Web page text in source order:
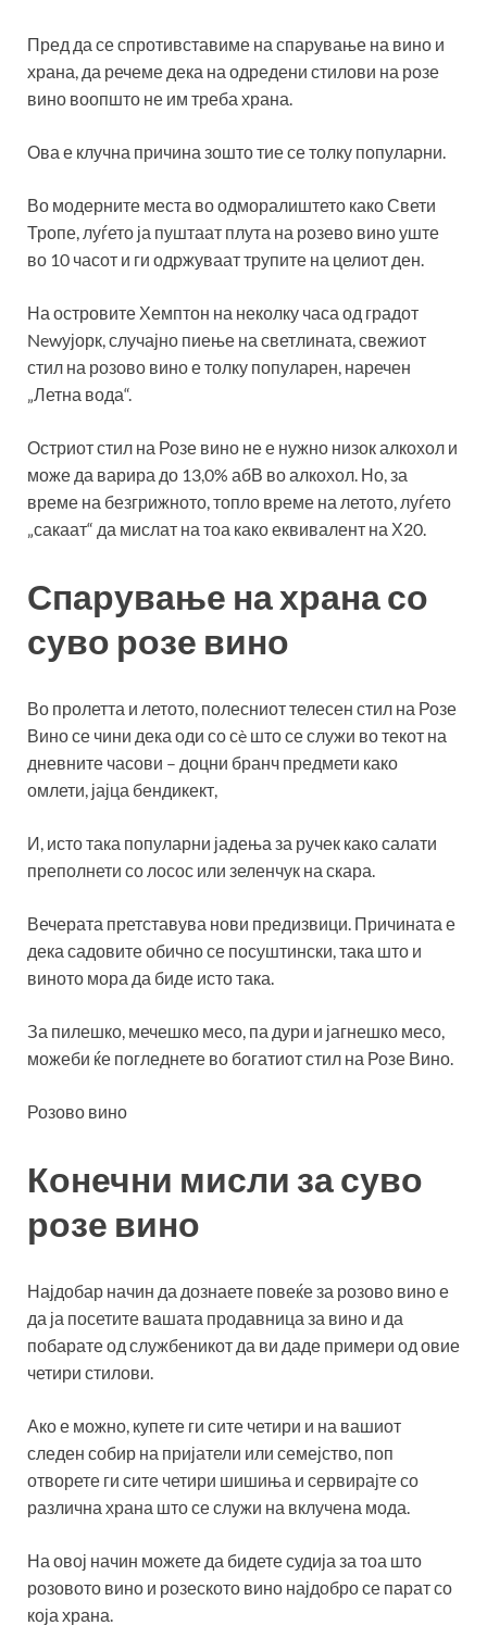
Пред да се спротивставиме на спарување на вино и
храна, да речеме дека на одредени стилови на розе
вино воопшто не им треба храна.
Ова е клучна причина зошто тие се толку популарни.
Во модерните места во одморалиштето како Свети
Тропе, луѓето ја пуштаат плута на розево вино уште
во 10 часот и ги одржуваат трупите на целиот ден.
На островите Хемптон на неколку часа од градот
Newујорк, случајно пиење на светлината, свежиот
стил на розово вино е толку популарен, наречен
„Летна вода“.
Остриот стил на Розе вино не е нужно низок алкохол и
може да варира до 13,0% абВ во алкохол. Но, за
време на безгрижното, топло време на летото, луѓето
„сакаат“ да мислат на тоа како еквивалент на Х20.
Спарување на храна со
суво розе вино
Во пролетта и летото, полесниот телесен стил на Розе
Вино се чини дека оди со сè што се служи во текот на
дневните часови – доцни бранч предмети како
омлети, јајца бендикект,
И, исто така популарни јадења за ручек како салати
преполнети со лосос или зеленчук на скара.
Вечерата претставува нови предизвици. Причината е
дека садовите обично се посуштински, така што и
виното мора да биде исто така.
За пилешко, мечешко месо, па дури и јагнешко месо,
можеби ќе погледнете во богатиот стил на Розе Вино.
Розово вино
Конечни мисли за суво
розе вино
Најдобар начин да дознаете повеќе за розово вино е
да ја посетите вашата продавница за вино и да
побарате од службеникот да ви даде примери од овие
четири стилови.
Ако е можно, купете ги сите четири и на вашиот
следен собир на пријатели или семејство, поп
отворете ги сите четири шишиња и сервирајте со
различна храна што се служи на вклучена мода.
На овој начин можете да бидете судија за тоа што
розовото вино и розеското вино најдобро се парат со
која храна.